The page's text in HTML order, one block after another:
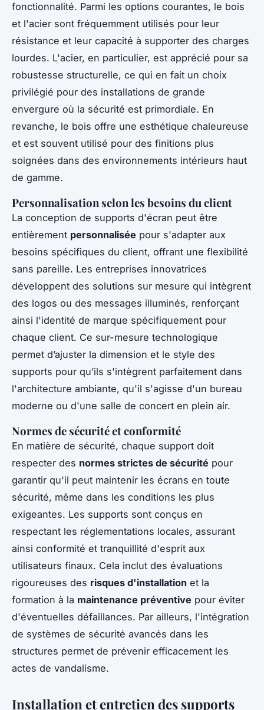
fonctionnalité. Parmi les options courantes, le bois
et l'acier sont fréquemment utilisés pour leur
résistance et leur capacité à supporter des charges
lourdes. L'acier, en particulier, est apprécié pour sa
robustesse structurelle, ce qui en fait un choix
privilégié pour des installations de grande
envergure où la sécurité est primordiale. En
revanche, le bois offre une esthétique chaleureuse
et est souvent utilisé pour des finitions plus
soignées dans des environnements intérieurs haut
de gamme.
Personnalisation selon les besoins du client
La conception de supports d'écran peut être
entièrement personnalisée pour s'adapter aux
besoins spécifiques du client, offrant une flexibilité
sans pareille. Les entreprises innovatrices
développent des solutions sur mesure qui intègrent
des logos ou des messages illuminés, renforçant
ainsi l'identité de marque spécifiquement pour
chaque client. Ce sur-mesure technologique
permet d’ajuster la dimension et le style des
supports pour qu’ils s'intègrent parfaitement dans
l'architecture ambiante, qu'il s'agisse d'un bureau
moderne ou d'une salle de concert en plein air.
Normes de sécurité et conformité
En matière de sécurité, chaque support doit
respecter des normes strictes de sécurité pour
garantir qu'il peut maintenir les écrans en toute
sécurité, même dans les conditions les plus
exigeantes. Les supports sont conçus en
respectant les réglementations locales, assurant
ainsi conformité et tranquillité d'esprit aux
utilisateurs finaux. Cela inclut des évaluations
rigoureuses des risques d'installation et la
formation à la maintenance préventive pour éviter
d'éventuelles défaillances. Par ailleurs, l'intégration
de systèmes de sécurité avancés dans les
structures permet de prévenir efficacement les
actes de vandalisme.
Installation et entretien des supports